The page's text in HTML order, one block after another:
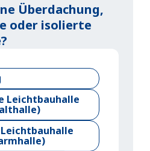
Überdachung,
oder isolierte
Leichtbauhalle